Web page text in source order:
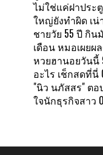
ไม่ใช่แค่ฝาประ
ใหญ่ยังทำผิด เน่
ชายวัย 55 ปี กิ
เดือน หมอเผยผ
หวยฮานอยวันนี้
อะไร เช็กสดที่นี่
"นิว นภัสสร" ต
ใจนักธุรกิจสาว